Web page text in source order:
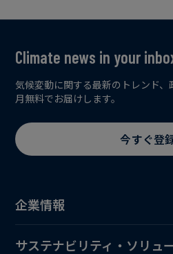
企業情報
サステナビリティ・ソリュ
Climate news in your
気候変動に関する最新のトレンド
月無料でお届けします。
今すぐ登